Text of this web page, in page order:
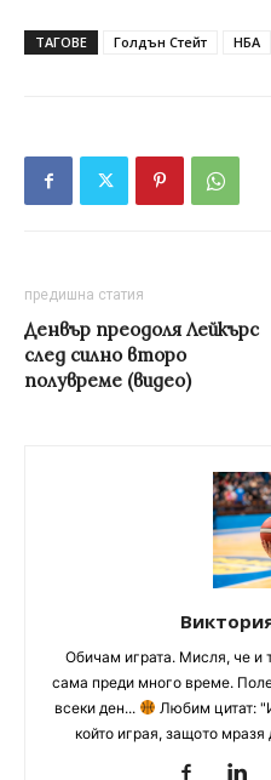
ТАГОВЕ Голдън Стейт НБА
предишна статия
Денвър преодоля Лейкърс
след силно второ
полувреме (видео)
Обичам играта. Мисля, че и
сама преди много време.
всеки ден...
Любим цитат:
който играя, защото